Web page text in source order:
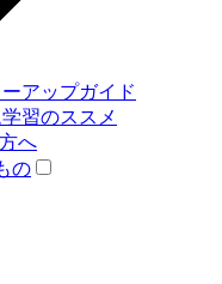
アップガイド
習のススメ
へ
の